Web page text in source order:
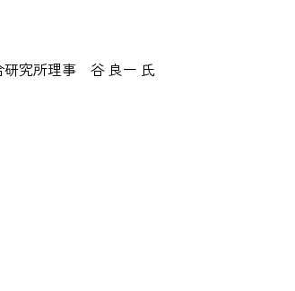
研究所理事 谷 良一 氏